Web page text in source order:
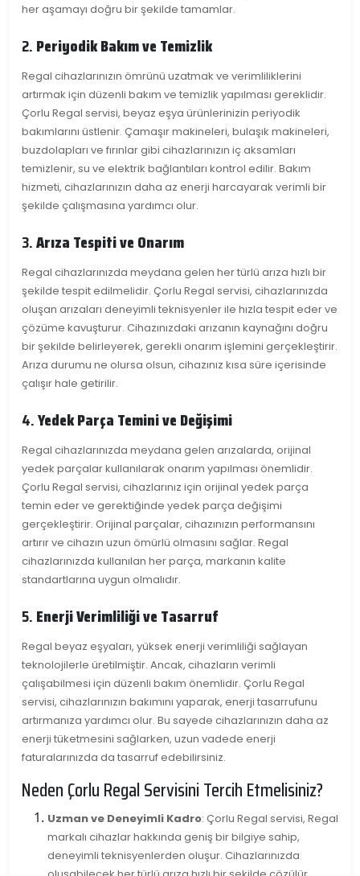
her aşamayı doğru bir şekilde tamamlar.
2.Periyodik Bakım ve Temizlik
Regal cihazlarınızın ömrünü uzatmak ve verimliliklerini
artırmak için düzenli bakım ve temizlik yapılması gereklidir.
Çorlu Regal servisi, beyaz eşya ürünlerinizin periyodik
bakımlarını üstlenir. Çamaşır makineleri, bulaşık makineleri,
buzdolapları ve fırınlar gibi cihazlarınızın iç aksamları
temizlenir, su ve elektrik bağlantıları kontrol edilir. Bakım
hizmeti, cihazlarınızın daha az enerji harcayarak verimli bir
şekilde çalışmasına yardımcı olur.
3.Arıza Tespiti ve Onarım
Regal cihazlarınızda meydana gelen her türlü arıza hızlı bir
şekilde tespit edilmelidir. Çorlu Regal servisi, cihazlarınızda
oluşan arızaları deneyimli teknisyenler ile hızla tespit eder ve
çözüme kavuşturur. Cihazınızdaki arızanın kaynağını doğru
bir şekilde belirleyerek, gerekli onarım işlemini gerçekleştirir.
Arıza durumu ne olursa olsun, cihazınız kısa süre içerisinde
çalışır hale getirilir.
4.Yedek Parça Temini ve Değişimi
Regal cihazlarınızda meydana gelen arızalarda, orijinal
yedek parçalar kullanılarak onarım yapılması önemlidir.
Çorlu Regal servisi, cihazlarınız için orijinal yedek parça
temin eder ve gerektiğinde yedek parça değişimi
gerçekleştirir. Orijinal parçalar, cihazınızın performansını
artırır ve cihazın uzun ömürlü olmasını sağlar. Regal
cihazlarınızda kullanılan her parça, markanın kalite
standartlarına uygun olmalıdır.
5.Enerji Verimliliği ve Tasarruf
Regal beyaz eşyaları, yüksek enerji verimliliği sağlayan
teknolojilerle üretilmiştir. Ancak, cihazların verimli
çalışabilmesi için düzenli bakım önemlidir. Çorlu Regal
servisi, cihazlarınızın bakımını yaparak, enerji tasarrufunu
artırmanıza yardımcı olur. Bu sayede cihazlarınızın daha az
enerji tüketmesini sağlarken, uzun vadede enerji
faturalarınızda da tasarruf edebilirsiniz.
Neden Çorlu Regal Servisini Tercih Etmelisiniz?
Uzman ve Deneyimli Kadro: Çorlu Regal servisi, Regal
markalı cihazlar hakkında geniş bir bilgiye sahip,
deneyimli teknisyenlerden oluşur. Cihazlarınızda